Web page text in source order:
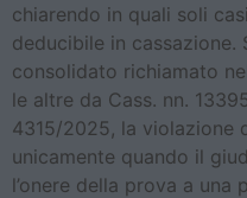
chiarendo in quali soli
deducibile in cassazione.
consolidato richiamato
le altre da Cass. nn.
4315/2025, la violazione
unicamente quando il
l’onere della prova a una